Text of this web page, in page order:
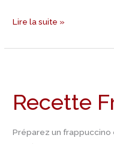
Lire la suite »
Recette
Préparez un frappuccino